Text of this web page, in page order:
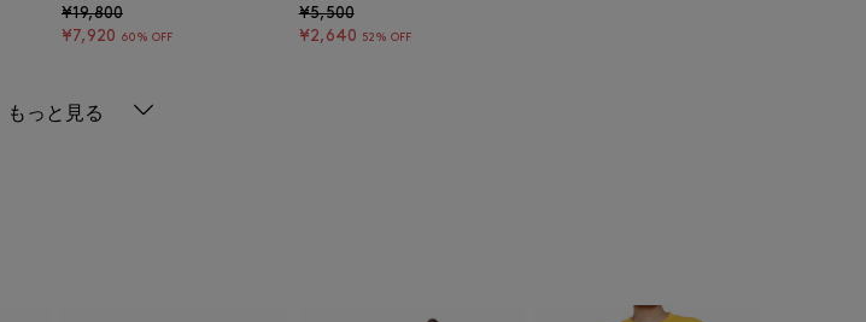
¥19,800
¥7,920 60% OFF
¥5,500
¥2,640 52% OFF
もっと見る